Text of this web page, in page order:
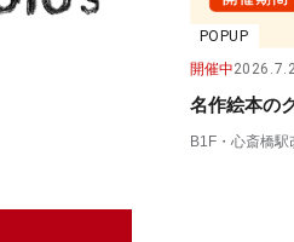
POPUP
開催中
名作絵本の
B1F・心斎橋